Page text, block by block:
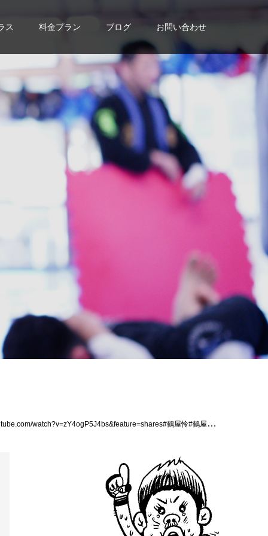
ス 料金プラン ブログ お問い合わせ
鶴屋怜#鶴屋浩#パラエストラ千葉ネットワーク